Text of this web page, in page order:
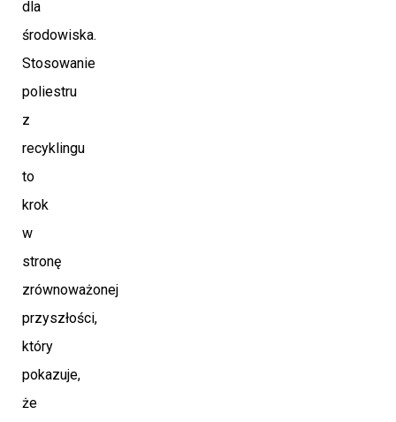
dla
środowiska.
Stosowanie
poliestru
z
recyklingu
to
krok
w
stronę
zrównoważonej
przyszłości,
który
pokazuje,
że